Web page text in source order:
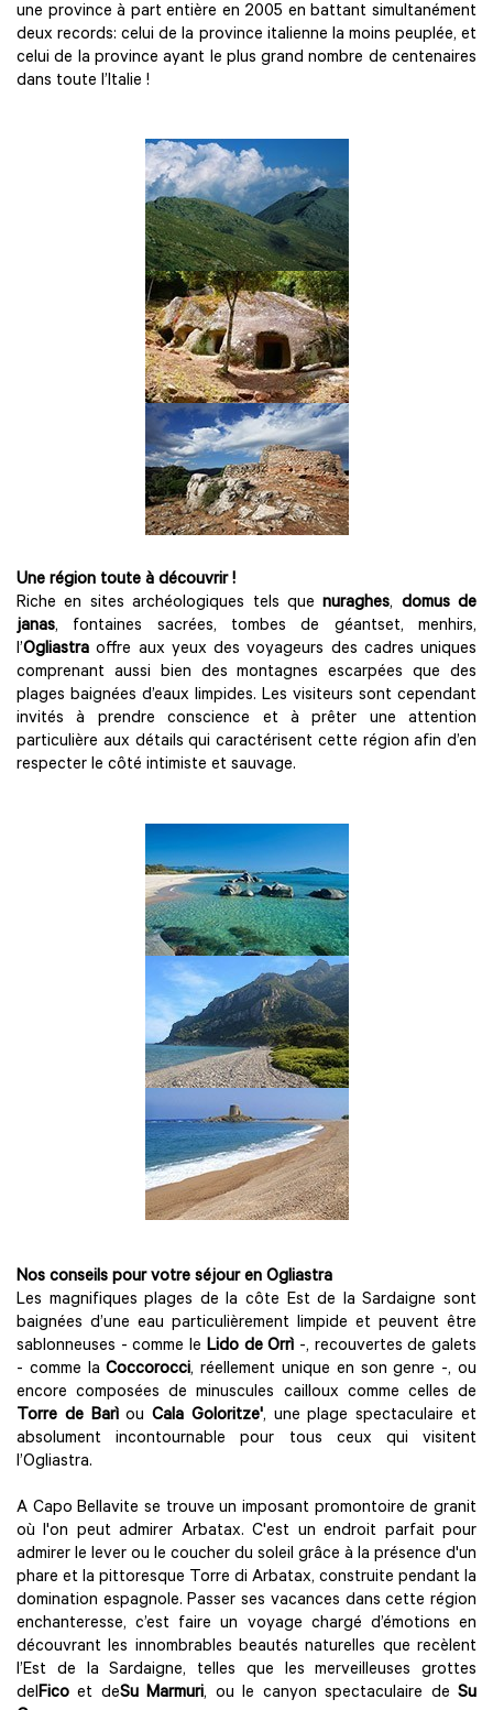
une province à part entière en 2005 en battant simultanément
deux records: celui de la province italienne la moins peuplée, et
celui de la province ayant le plus grand nombre de centenaires
dans toute l’Italie !
Une région toute à découvrir !
Riche en sites archéologiques tels quenuraghes, domus de
janas, fontaines sacrées, tombes de géantset, menhirs,
l’Ogliastra offre aux yeux des voyageurs des cadres uniques
comprenant aussi bien des montagnes escarpées que des
plages baignées d’eaux limpides. Les visiteurs sont cependant
invités à prendre conscience et à prêter une attention
particulière aux détails qui caractérisent cette région afin d’en
respecter le côté intimiste et sauvage.
Nos conseils pour votre séjour en Ogliastra
Les magnifiques plages de la côte Est de la Sardaigne sont
baignées d’une eau particulièrement limpide et peuvent être
sablonneuses - comme le Lido de Orrì -, recouvertes de galets
- comme laCoccorocci, réellement unique en son genre -, ou
encore composées de minuscules cailloux comme celles de
Torre de BarìouCala Goloritze', une plage spectaculaire et
absolument incontournable pour tous ceux qui visitent
l’Ogliastra.
A Capo Bellavite se trouve un imposant promontoire de granit
où l'on peut admirer Arbatax. C'est un endroit parfait pour
admirer le lever ou le coucher du soleil grâce à la présence d'un
phare et la pittoresque Torre di Arbatax, construite pendant la
domination espagnole. Passer ses vacances dans cette région
enchanteresse, c’est faire un voyage chargé d’émotions en
découvrant les innombrables beautés naturelles que recèlent
l’Est de la Sardaigne, telles que les merveilleuses grottes
delFico et deSu Marmuri, ou le canyon spectaculaire de Su